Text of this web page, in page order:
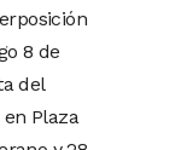
8 de
del
Plaza